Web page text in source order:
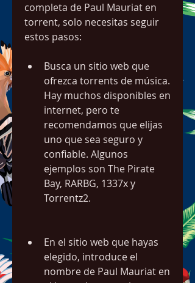
completa de Paul Mauriat en
torrent, solo necesitas seguir
estos pasos:
Busca un sitio web que
ofrezca torrents de música.
Hay muchos disponibles en
internet, pero te
recomendamos que elijas
uno que sea seguro y
confiable. Algunos
ejemplos son The Pirate
Bay, RARBG, 1337x y
Torrentz2.
En el sitio web que hayas
elegido, introduce el
nombre de Paul Mauriat en